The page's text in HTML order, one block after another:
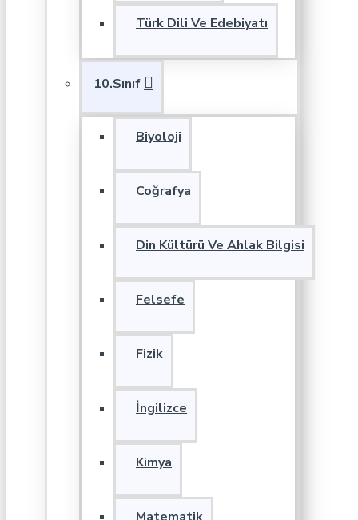
Türk Dili Ve Edebiyatı
10.Sınıf
Biyoloji
Coğrafya
Din Kültürü Ve Ahlak Bilgisi
Felsefe
Fizik
İngilizce
Kimya